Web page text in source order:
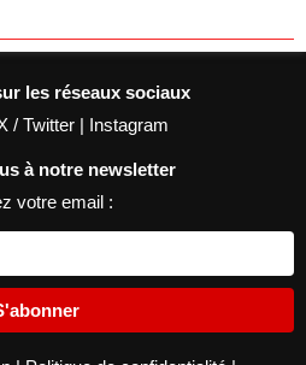
les réseaux sociaux
/ Twitter | Instagram
à notre newsletter
votre email :